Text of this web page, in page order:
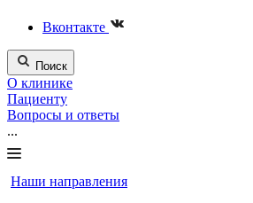
Вконтакте
Поиск
О клинике
Пациенту
Вопросы и ответы
...
Наши направления